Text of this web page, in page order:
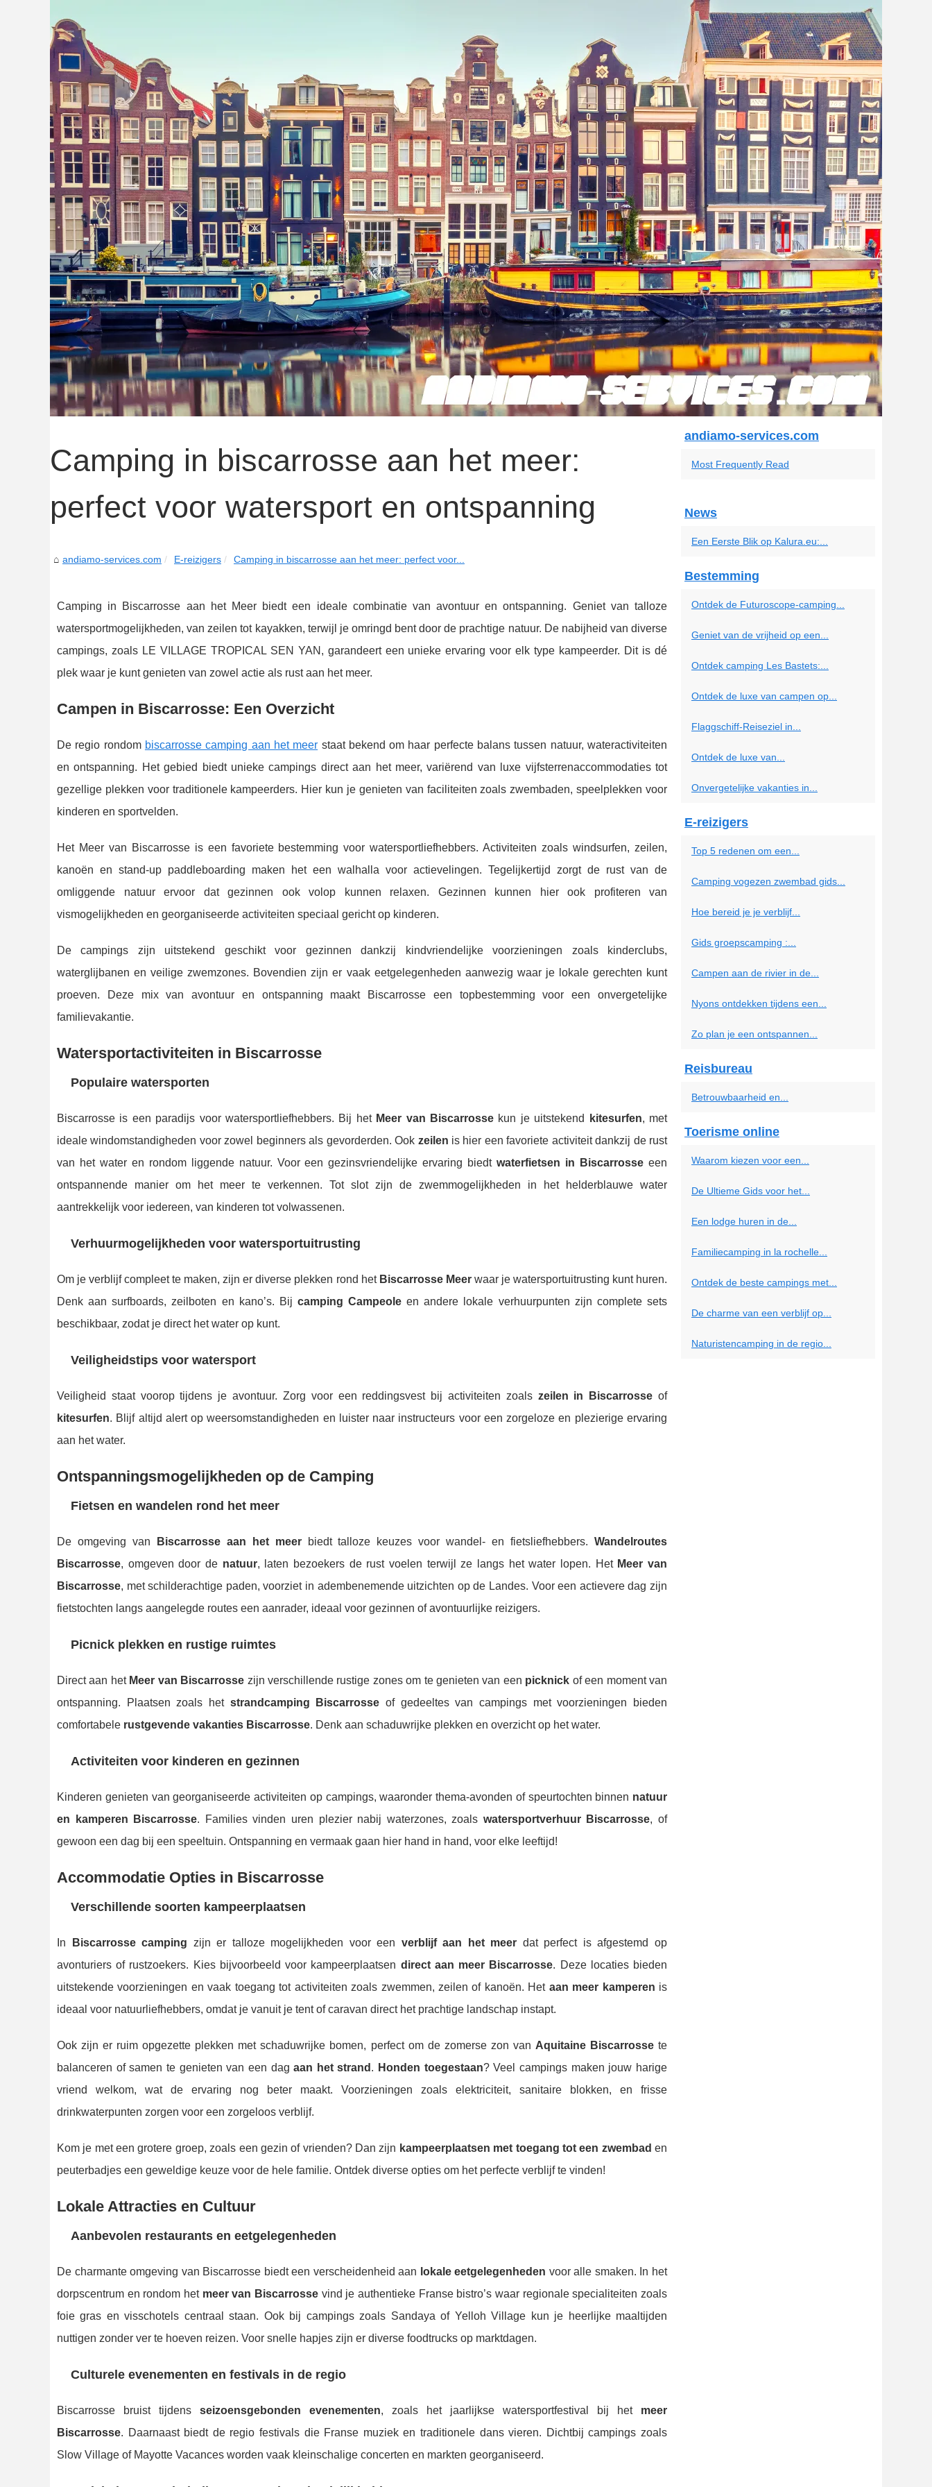
Camping in biscarrosse aan het meer:
perfect voor watersport en ontspanning
andiamo-services.com E-reizigers Camping in biscarrosse aan het meer: perfect voor...
Camping in Biscarrosse aan het Meer biedt een ideale combinatie van avontuur en ontspanning. Geniet van talloze
watersportmogelijkheden, van zeilen tot kayakken, terwijl je omringd bent door de prachtige natuur. De nabijheid van diverse
campings, zoals LE VILLAGE TROPICAL SEN YAN, garandeert een unieke ervaring voor elk type kampeerder. Dit is dé
plek waar je kunt genieten van zowel actie als rust aan het meer.
Campen in Biscarrosse: Een Overzicht
De regio rondom biscarrosse camping aan het meer staat bekend om haar perfecte balans tussen natuur, wateractiviteiten
en ontspanning. Het gebied biedt unieke campings direct aan het meer, variërend van luxe vijfsterrenaccommodaties tot
gezellige plekken voor traditionele kampeerders. Hier kun je genieten van faciliteiten zoals zwembaden, speelplekken voor
kinderen en sportvelden.
Het Meer van Biscarrosse is een favoriete bestemming voor watersportliefhebbers. Activiteiten zoals windsurfen, zeilen,
kanoën en stand-up paddleboarding maken het een walhalla voor actievelingen. Tegelijkertijd zorgt de rust van de
omliggende natuur ervoor dat gezinnen ook volop kunnen relaxen. Gezinnen kunnen hier ook profiteren van
vismogelijkheden en georganiseerde activiteiten speciaal gericht op kinderen.
De campings zijn uitstekend geschikt voor gezinnen dankzij kindvriendelijke voorzieningen zoals kinderclubs,
waterglijbanen en veilige zwemzones. Bovendien zijn er vaak eetgelegenheden aanwezig waar je lokale gerechten kunt
proeven. Deze mix van avontuur en ontspanning maakt Biscarrosse een topbestemming voor een onvergetelijke
familievakantie.
Watersportactiviteiten in Biscarrosse
Populaire watersporten
Biscarrosse is een paradijs voor watersportliefhebbers. Bij het Meer van Biscarrosse kun je uitstekend kitesurfen, met
ideale windomstandigheden voor zowel beginners als gevorderden. Ook zeilen is hier een favoriete activiteit dankzij de rust
van het water en rondom liggende natuur. Voor een gezinsvriendelijke ervaring biedtwaterfietsen in Biscarrosse een
ontspannende manier om het meer te verkennen. Tot slot zijn de zwemmogelijkheden in het helderblauwe water
aantrekkelijk voor iedereen, van kinderen tot volwassenen.
Verhuurmogelijkheden voor watersportuitrusting
Om je verblijf compleet te maken, zijn er diverse plekken rond het Biscarrosse Meerwaar je watersportuitrusting kunt huren.
Denk aan surfboards, zeilboten en kano’s. Bij camping Campeole en andere lokale verhuurpunten zijn complete sets
beschikbaar, zodat je direct het water op kunt.
Veiligheidstips voor watersport
Veiligheid staat voorop tijdens je avontuur. Zorg voor een reddingsvest bij activiteiten zoals zeilen in Biscarrosse of
kitesurfen. Blijf altijd alert op weersomstandigheden en luister naar instructeurs voor een zorgeloze en plezierige ervaring
aan het water.
Ontspanningsmogelijkheden op de Camping
Fietsen en wandelen rond het meer
De omgeving van Biscarrosse aan het meerbiedt talloze keuzes voor wandel- en fietsliefhebbers.Wandelroutes
Biscarrosse, omgeven door de natuur, laten bezoekers de rust voelen terwijl ze langs het water lopen. Het Meer van
Biscarrosse, met schilderachtige paden, voorziet in adembenemende uitzichten op de Landes. Voor een actievere dag zijn
fietstochten langs aangelegde routes een aanrader, ideaal voor gezinnen of avontuurlijke reizigers.
Picnick plekken en rustige ruimtes
Direct aan het Meer van Biscarrosse zijn verschillende rustige zones om te genieten van een picknick of een moment van
ontspanning. Plaatsen zoals het strandcamping Biscarrosse of gedeeltes van campings met voorzieningen bieden
comfortabele rustgevende vakanties Biscarrosse. Denk aan schaduwrijke plekken en overzicht op het water.
Activiteiten voor kinderen en gezinnen
Kinderen genieten van georganiseerde activiteiten op campings, waaronder thema-avonden of speurtochten binnen natuur
en kamperen Biscarrosse. Families vinden uren plezier nabij waterzones, zoals watersportverhuur Biscarrosse, of
gewoon een dag bij een speeltuin. Ontspanning en vermaak gaan hier hand in hand, voor elke leeftijd!
Accommodatie Opties in Biscarrosse
Verschillende soorten kampeerplaatsen
In Biscarrosse camping zijn er talloze mogelijkheden voor een verblijf aan het meer dat perfect is afgestemd op
avonturiers of rustzoekers. Kies bijvoorbeeld voor kampeerplaatsen direct aan meer Biscarrosse. Deze locaties bieden
uitstekende voorzieningen en vaak toegang tot activiteiten zoals zwemmen, zeilen of kanoën. Het aan meer kamperen is
ideaal voor natuurliefhebbers, omdat je vanuit je tent of caravan direct het prachtige landschap instapt.
Ook zijn er ruim opgezette plekken met schaduwrijke bomen, perfect om de zomerse zon van Aquitaine Biscarrossete
balanceren of samen te genieten van een dagaan het strand . Honden toegestaan? Veel campings maken jouw harige
vriend welkom, wat de ervaring nog beter maakt. Voorzieningen zoals elektriciteit, sanitaire blokken, en frisse
drinkwaterpunten zorgen voor een zorgeloos verblijf.
Kom je met een grotere groep, zoals een gezin of vrienden? Dan zijn kampeerplaatsen met toegang tot een zwembad en
peuterbadjes een geweldige keuze voor de hele familie. Ontdek diverse opties om het perfecte verblijf te vinden!
Lokale Attracties en Cultuur
Aanbevolen restaurants en eetgelegenheden
De charmante omgeving van Biscarrosse biedt een verscheidenheid aan lokale eetgelegenheden voor alle smaken. In het
dorpscentrum en rondom het meer van Biscarrosse vind je authentieke Franse bistro’s waar regionale specialiteiten zoals
foie gras en visschotels centraal staan. Ook bij campings zoals Sandaya of Yelloh Village kun je heerlijke maaltijden
nuttigen zonder ver te hoeven reizen. Voor snelle hapjes zijn er diverse foodtrucks op marktdagen.
Culturele evenementen en festivals in de regio
Biscarrosse bruist tijdens seizoensgebonden evenementen, zoals het jaarlijkse watersportfestival bij het meer
Biscarrosse. Daarnaast biedt de regio festivals die Franse muziek en traditionele dans vieren. Dichtbij campings zoals
Slow Village of Mayotte Vacances worden vaak kleinschalige concerten en markten georganiseerd.
andiamo-services.com
Most Frequently Read
News
Een Eerste Blik op Kalura.eu:...
Bestemming
Ontdek de Futuroscope-camping...
Geniet van de vrijheid op een...
Ontdek camping Les Bastets:...
Ontdek de luxe van campen op...
Flaggschiff-Reiseziel in...
Ontdek de luxe van...
Onvergetelijke vakanties in...
E-reizigers
Top 5 redenen om een...
Camping vogezen zwembad gids...
Hoe bereid je je verblijf...
Gids groepscamping :...
Campen aan de rivier in de...
Nyons ontdekken tijdens een...
Zo plan je een ontspannen...
Reisbureau
Betrouwbaarheid en...
Toerisme online
Waarom kiezen voor een...
De Ultieme Gids voor het...
Een lodge huren in de...
Familiecamping in la rochelle...
Ontdek de beste campings met...
De charme van een verblijf op...
Naturistencamping in de regio...